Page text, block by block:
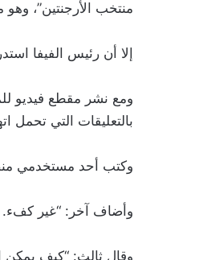
منتخب الأرجنتين”،
إلا أن رئيس الفيفا
ومع نشر مقطع فيديو
بالتعليقات التي تحمل
وكتب أحد مستخدمي
وأضاف آخر: “غير كفء.
وقال ثالث: “كيف يمكن